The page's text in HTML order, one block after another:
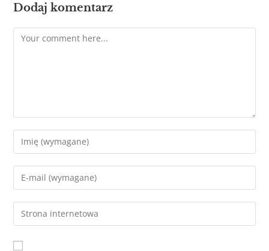
Dodaj komentarz